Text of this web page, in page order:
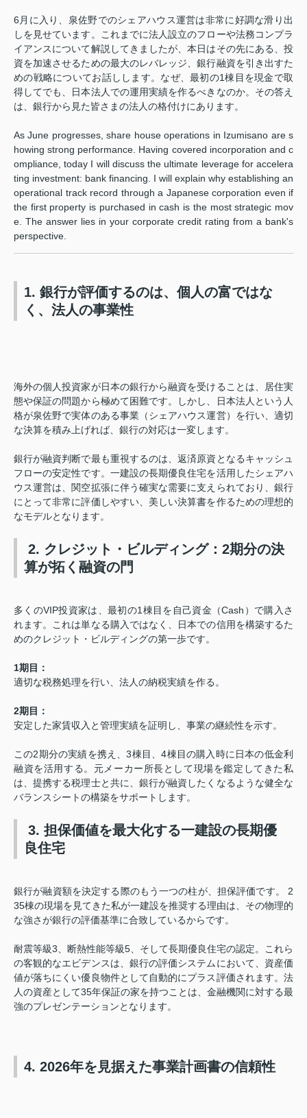
6月に入り、泉佐野でのシェアハウス運営は非常に好調な滑り出
しを見せています。これまでに法人設立のフローや法務コンプラ
イアンスについて解説してきましたが、本日はその先にある、投
資を加速させるための最大のレバレッジ、銀行融資を引き出すた
めの戦略についてお話しします。なぜ、最初の1棟目を現金で取
得してでも、日本法人での運用実績を作るべきなのか。その答え
は、銀行から見た皆さまの法人の格付けにあります。
As June progresses, share house operations in Izumisano are s
howing strong performance. Having covered incorporation and c
ompliance, today I will discuss the ultimate leverage for accelera
ting investment: bank financing. I will explain why establishing an
operational track record through a Japanese corporation even if
the first property is purchased in cash is the most strategic mov
e. The answer lies in your corporate credit rating from a bank's
perspective.
1. 銀行が評価するのは、個人の富ではな
く、法人の事業性
海外の個人投資家が日本の銀行から融資を受けることは、居住実
態や保証の問題から極めて困難です。しかし、日本法人という人
格が泉佐野で実体のある事業（シェアハウス運営）を行い、適切
な決算を積み上げれば、銀行の対応は一変します。
銀行が融資判断で最も重視するのは、返済原資となるキャッシュ
フローの安定性です。一建設の長期優良住宅を活用したシェアハ
ウス運営は、関空拡張に伴う確実な需要に支えられており、銀行
にとって非常に評価しやすい、美しい決算書を作るための理想的
なモデルとなります。
2. クレジット・ビルディング：2期分の決
算が拓く融資の門
多くのVIP投資家は、最初の1棟目を自己資金（Cash）で購入さ
れます。これは単なる購入ではなく、日本での信用を構築するた
めのクレジット・ビルディングの第一歩です。
1期目：
適切な税務処理を行い、法人の納税実績を作る。
2期目：
安定した家賃収入と管理実績を証明し、事業の継続性を示す。
この2期分の実績を携え、3棟目、4棟目の購入時に日本の低金利
融資を活用する。元メーカー所長として現場を鑑定してきた私
は、提携する税理士と共に、銀行が融資したくなるような健全な
バランスシートの構築をサポートします。
3. 担保価値を最大化する一建設の長期優
良住宅
銀行が融資額を決定する際のもう一つの柱が、担保評価です。 2
35棟の現場を見てきた私が一建設を推奨する理由は、その物理的
な強さが銀行の評価基準に合致しているからです。
耐震等級3、断熱性能等級5、そして長期優良住宅の認定。これら
の客観的なエビデンスは、銀行の評価システムにおいて、資産価
値が落ちにくい優良物件として自動的にプラス評価されます。法
人の資産として35年保証の家を持つことは、金融機関に対する最
強のプレゼンテーションとなります。
4. 2026年を見据えた事業計画書の信頼性